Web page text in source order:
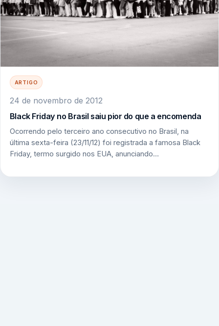
ARTIGO
24 de novembro de 2012
Black Friday no Brasil saiu pior do que a encomenda
Ocorrendo pelo terceiro ano consecutivo no Brasil, na
última sexta-feira (23/11/12) foi registrada a famosa Black
Friday, termo surgido nos EUA, anunciando…